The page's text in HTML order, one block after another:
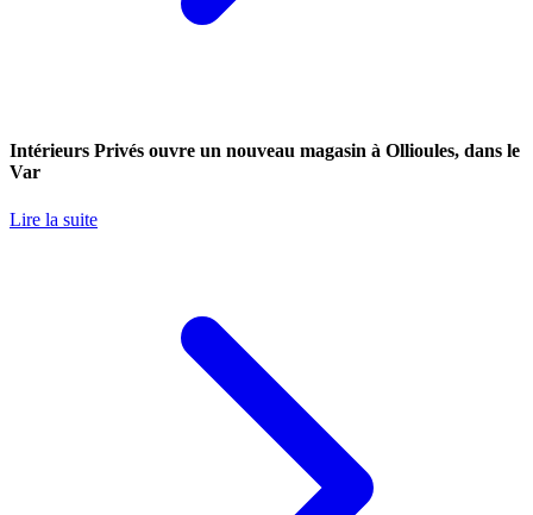
Intérieurs Privés ouvre un nouveau magasin à Ollioules, dans le
Var
Lire la suite